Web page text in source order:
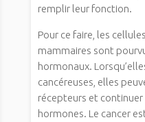
remplir leur fonction.
Pour ce faire, les
mammaires sont
hormonaux.
cancéreuses, elles
récepteurs et
hormones. Le cancer